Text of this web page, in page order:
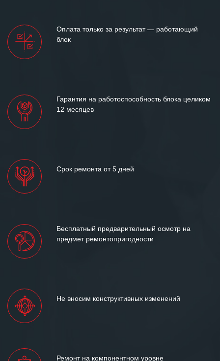
Оплата только за результат — работающий
блок
Гарантия на работоспособность блока целиком
12 месяцев
Срок ремонта от 5 дней
Бесплатный предварительный осмотр на
предмет ремонтопригодности
Не вносим конструктивных изменений
Ремонт на компонентном уровне